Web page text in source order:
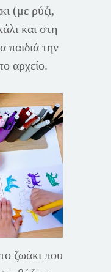
(με ρύζι,
και στη
παιδιά την
αρχείο.
ζωάκι που